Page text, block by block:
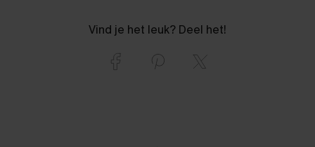
Vind je het leuk? Deel het!